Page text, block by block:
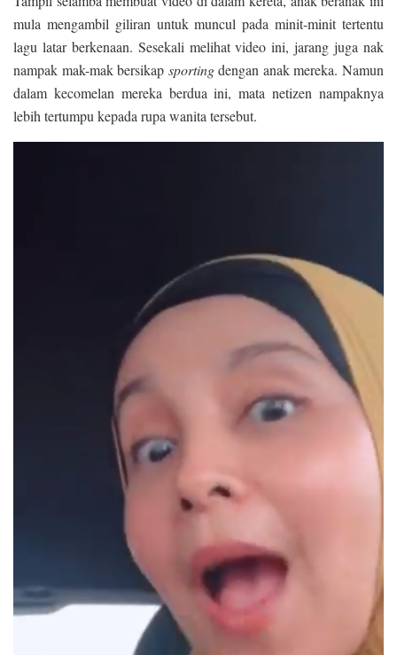
mula mengambil giliran untuk muncul pada minit-minit tertentu
lagu latar berkenaan. Sesekali melihat video ini, jarang juga nak
nampak mak-mak bersikap sportingdengan anak mereka. Namun
dalam kecomelan mereka berdua ini, mata netizen nampaknya
lebih tertumpu kepada rupa wanita tersebut.